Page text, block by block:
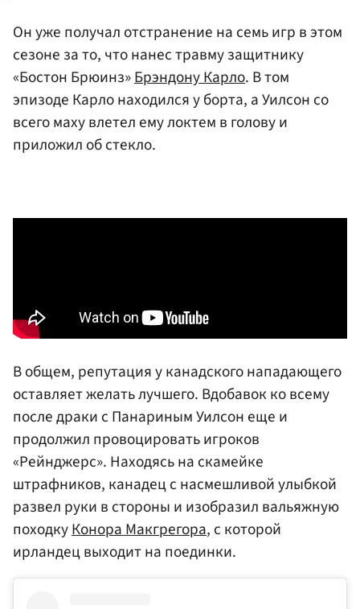
Он уже получал отстранение на семь игр в этом
сезоне за то, что нанес травму защитнику
«Бостон Брюинз»Брэндону Карло. В том
эпизоде Карло находился у борта, а Уилсон со
всего маху влетел ему локтем в голову и
приложил об стекло.
В общем, репутация у канадского нападающего
оставляет желать лучшего. Вдобавок ко всему
после драки с Панариным Уилсон еще и
продолжил провоцировать игроков
«Рейнджерс». Находясь на скамейке
штрафников, канадец с насмешливой улыбкой
развел руки в стороны и изобразил вальяжную
походкуКонора Макгрегора, с которой
ирландец выходит на поединки.